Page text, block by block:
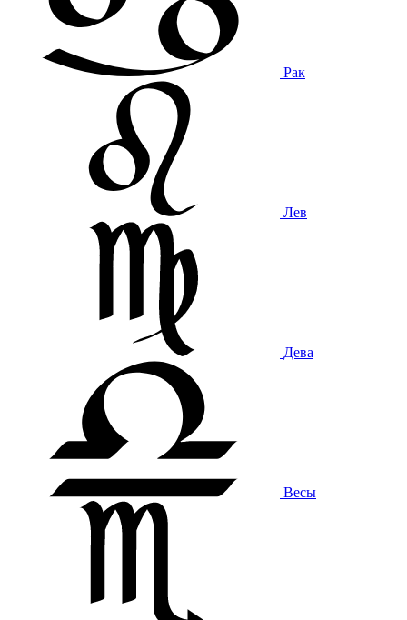
Рак
Лев
Дева
Весы